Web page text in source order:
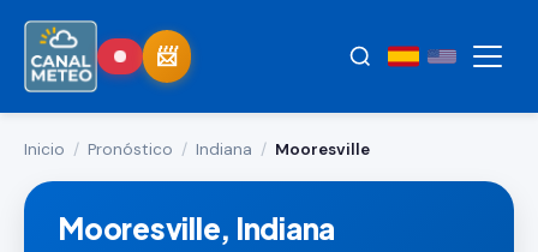
Inicio / Pronóstico / Indiana / Mooresville
Mooresville, Indiana